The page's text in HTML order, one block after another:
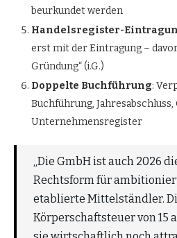
beurkundet werden
Handelsregister-
erst mit der Eintragung –
Gründung“ (i.G.)
Doppelte Buchführung:
Buchführung,
Unternehmensregister
„Die GmbH ist auch 2026
Rechtsform für
etablierte Mittelständler.
Körperschaftsteuer von 15